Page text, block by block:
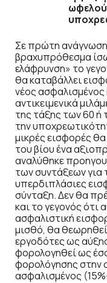
Σε πρώτη ανάγνωση
βραχυπρόθεσμα
ελάφρυνση» το
θα καταβάλλει
νέος ασφαλισμένος
αντικειμενικά
της τάξης των 60 ή
την
μικρές εισφορές
του βίου ένα
αναλύθηκε
των συντάξεων για
υπερδιπλάσιες
σύνταξη. Δεν θα
και το γεγονός ότι
ασφαλιστική
μισθό, θα
εργοδότες ως
φορολογηθεί ως
φορολόγησης στην
ασφαλισμένος